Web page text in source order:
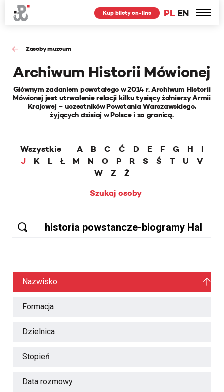
PL EN
Kup bilety on-line
Zasoby muzeum
Archiwum Historii Mówionej
Głównym zadaniem powstałego w 2014 r. Archiwum Historii
Mówionej jest utrwalenie relacji kilku tysięcy żołnierzy Armii
Krajowej – uczestników Powstania Warszawskiego,
żyjących dzisiaj w Polsce i za granicą.
Wszystkie A B C Ć D E F G H
I
J
K L Ł M N O P R S Ś T U
V
W
Z
Ż
Szukaj osoby
Nazwisko
Formacja
Dzielnica
Stopień
Data rozmowy